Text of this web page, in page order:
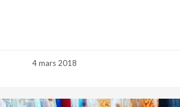
4 mars 2018